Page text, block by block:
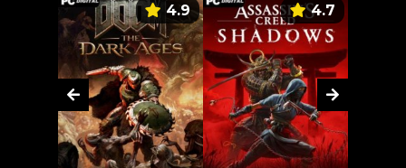
4.9 4.7